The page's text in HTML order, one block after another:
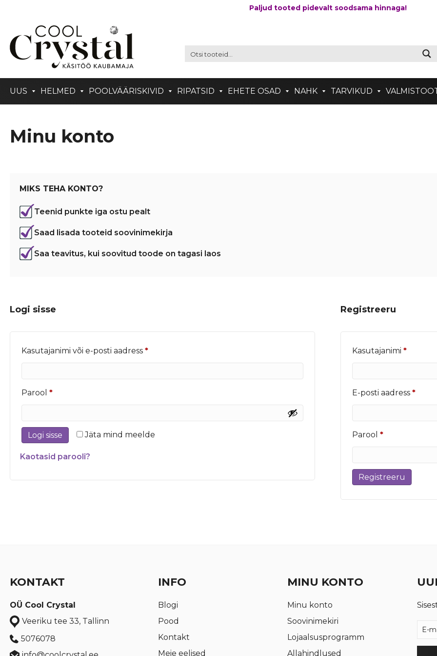
Paljud tooted pidevalt soodsama hinnaga!
UUS HELMED POOLVÄÄRISKIVID RIPATSID EHETE OSAD NAHK TARVIKUD
Minu konto
MIKS TEHA KONTO?
Teenid punkte iga ostu pealt
Saad lisada tooteid soovinimekirja
Saa teavitus, kui soovitud toode on tagasi laos
Logi sisse
Kasutajanimi või e-posti aadress *Nõutud
Parool *Nõutud
Jäta mind meelde
Logi sisse
Kaotasid parooli?
Registreeru
Kasutajanimi*
E-posti aadress*
Parool*Nõutud
Registreeru
KONTAKT
OÜ Cool Crystal
Veeriku tee 33, Tallinn
5076078
INFO
Blogi
Pood
Kontakt
Meie eelised
MINU KONTO
Minu konto
Soovinimekiri
Lojaalsusprogramm
Allahindlused